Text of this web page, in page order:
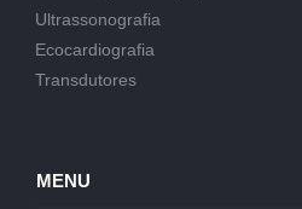
Ultrassonografia
Ecocardiografia
Transdutores
MENU